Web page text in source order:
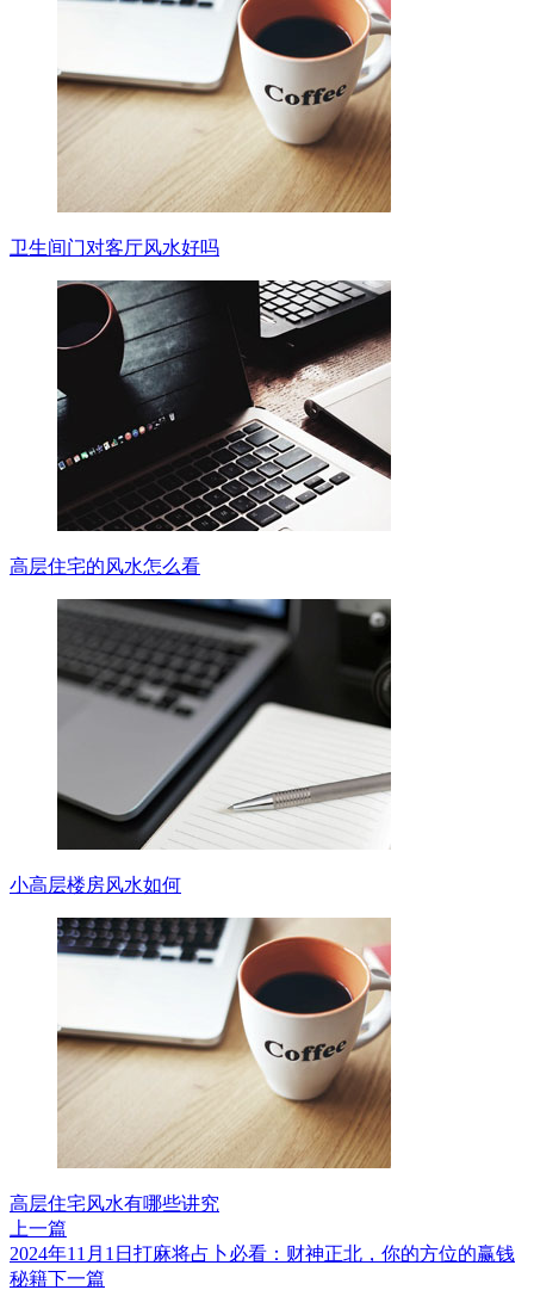
卫生间门对客厅风水好吗
高层住宅的风水怎么看
小高层楼房风水如何
高层住宅风水有哪些讲究
上一篇
2024年11月1日打麻将占卜必看：财神正北，你的方位的赢钱
秘籍下一篇